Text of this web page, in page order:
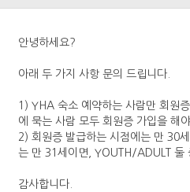
안녕하세요?
아래 두 가지 사항 문의 드립니다.
1) YHA 숙소 예약하는 사람만 회원
에 묵는 사람 모두 회원증 가입을 해
2) 회원증 발급하는 시점에는 만 30
는 만 31세이면, YOUTH/ADULT 둘
감사합니다.